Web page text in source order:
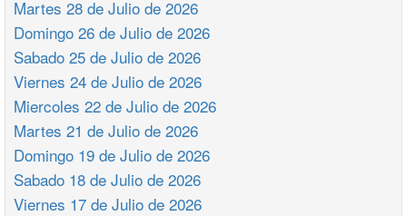
Martes 28 de Julio de 2026
Domingo 26 de Julio de 2026
Sabado 25 de Julio de 2026
Viernes 24 de Julio de 2026
Miercoles 22 de Julio de 2026
Martes 21 de Julio de 2026
Domingo 19 de Julio de 2026
Sabado 18 de Julio de 2026
Viernes 17 de Julio de 2026